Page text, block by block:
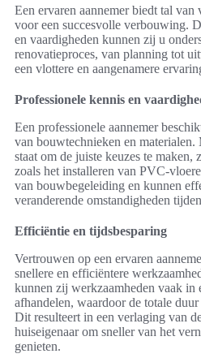
Een ervaren aannemer biedt tal van
voor een succesvolle verbouwing.
en vaardigheden kunnen zij u
renovatieproces, van planning tot
een vlottere en aangenamere
Professionele kennis en
Een professionele aannemer
van bouwtechnieken en
staat om de juiste keuzes te
zoals het installeren van PVC-
van bouwbegeleiding en kunnen
veranderende omstandigheden
Efficiëntie en tijdsbesparing
Vertrouwen op een ervaren
snellere en efficiëntere
kunnen zij werkzaamheden vaak in
afhandelen, waardoor de totale
Dit resulteert in een verlaging van
huiseigenaar om sneller van het
genieten.